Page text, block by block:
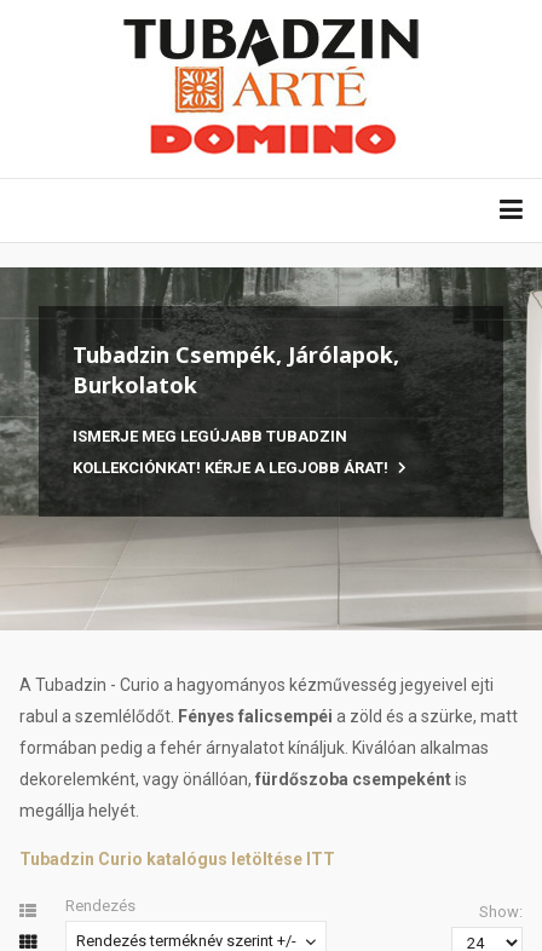
Tubadzin Csempék, Járólapok,
Burkolatok
ISMERJE MEG LEGÚJABB TUBADZIN
KOLLEKCIÓNKAT! KÉRJE A LEGJOBB ÁRAT!
A Tubadzin - Curio a hagyományos kézművesség jegyeivel ejti
rabul a szemlélődőt. Fényes falicsempéi a zöld és a szürke, matt
formában pedig a fehér árnyalatot kínáljuk. Kiválóan alkalmas
dekorelemként, vagy önállóan, fürdőszoba csempekéntis
megállja helyét.
Tubadzin Curio katalógus letöltése ITT
Rendezés
Rendezés terméknév szerint +/-
Show: